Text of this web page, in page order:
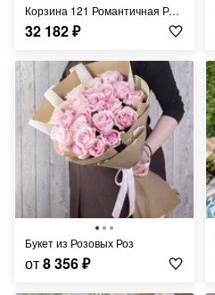
Корзина 121 Романтичная Роза
32 182₽
Букет из Розовых Роз
от8 356₽